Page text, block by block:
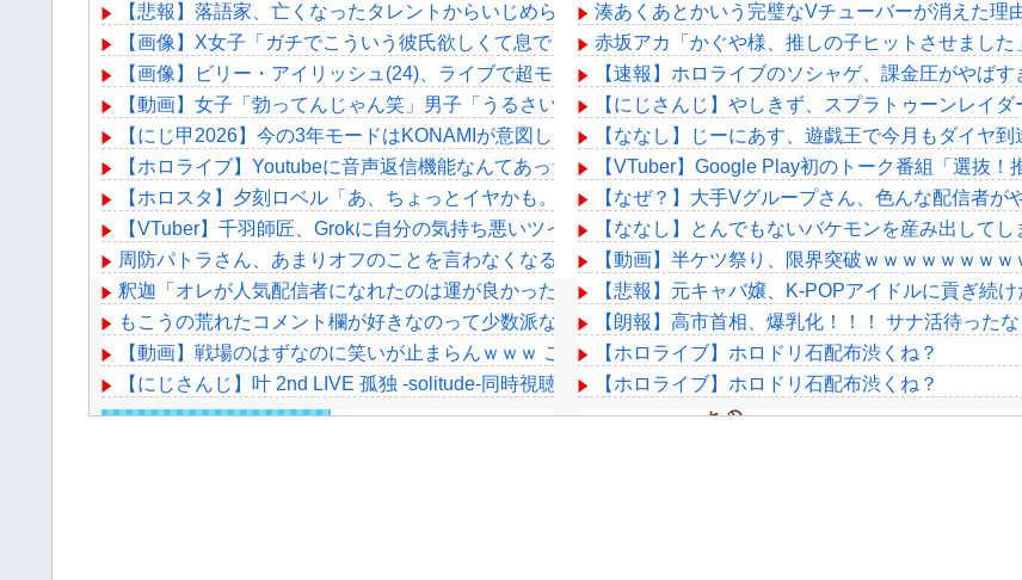
【悲報】落語家、亡くなったタレントからいじめられた過去を告白する…
【画像】X女子「ガチでこういう彼氏欲しくて息できん」 2000万バズ
【画像】ビリー・アイリッシュ(24)、ライブで超モリマンスジを強調して炎上ｗｗｗｗｗｗｗｗ
【動画】女子「勃ってんじゃん笑」男子「うるさい//」女子「キャハハ！」→フ●ラ開始ｗｗｗｗｗｗｗｗ
【にじ甲2026】今の3年モードはKONAMIが意図したバランスなのか気になる
【ホロライブ】Youtubeに音声返信機能なんてあったのか
【ホロスタ】夕刻ロベル「あ、ちょっとイヤかも。あ、ちょっとイヤかもな。あちゃあ。あちゃだね。
【VTuber】千羽師匠、Grokに自分の気持ち悪いツイート聞くやつやってるのかなって思ったら相手鴨神や
周防パトラさん、あまりオフのことを言わなくなる？
釈迦「オレが人気配信者になれたのは運が良かっただけ」
もこうの荒れたコメント欄が好きなのって少数派なのか？
【動画】戦場のはずなのに笑いが止まらんｗｗｗ これ絶対コラだろｗｗｗｗ
【にじさんじ】叶 2nd LIVE 孤独 -solitude-同時視聴！りりむ感極まって泣いちゃってるやんけ
湊あくあとかいう完璧なVチューバーが消えた理
赤坂アカ「かぐや様、推しの子ヒットさせまし
【速報】ホロライブのソシャゲ、課金圧がやば
【にじさんじ】やしきず、スプラトゥーンレイ
【ななし】じーにあす、遊戯王で今月もダイヤ
【VTuber】Google Play初のトーク番組「選抜
【なぜ？】大手Vグループさん、色んな配信者
【ななし】とんでもないバケモンを産み出して
【動画】半ケツ祭り、限界突破ｗｗｗｗｗｗｗｗ
【悲報】元キャバ嬢、K-POPアイドルに貢ぎ続
【朗報】高市首相、爆乳化！！！ サナ活待ったな
【ホロライブ】ホロドリ石配布渋くね？
【ホロライブ】ホロドリ石配布渋くね？